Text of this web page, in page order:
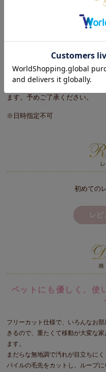
■大型商品をご注文の際の注意事項
※商品のサイズや重さ等を目安
事前に確認をお願いします。
※重機やクレーンを使っての搬
※搬入ができずに返品となる場
ます。予めご了承ください。
※日時指定不可
初めての
レビ
ペットにも優しく、使
フリーカット仕様で、いろんなお
きるので、重たくて移動が大変な
ます。
まだらな無地調で汚れが目立ちに
パイルの毛先をカットし、ループ